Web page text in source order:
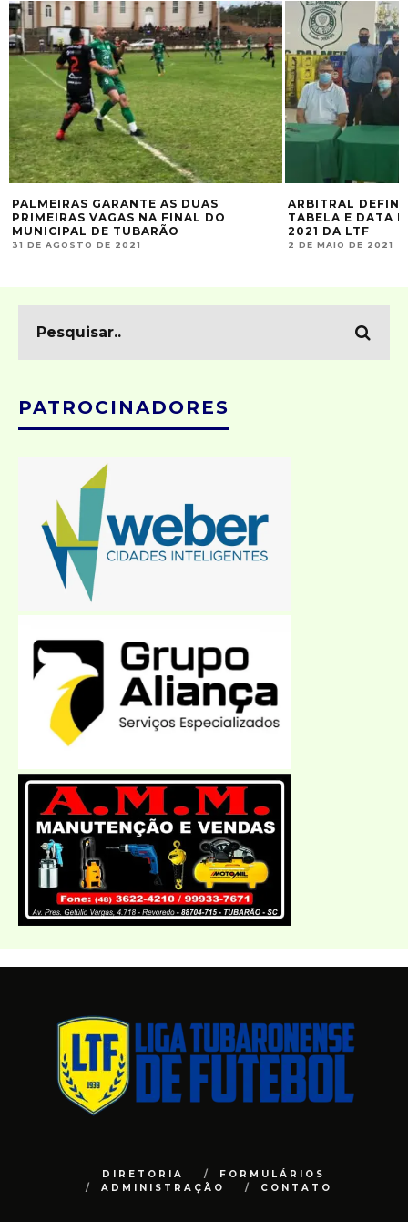
PALMEIRAS GARANTE AS DUAS
PRIMEIRAS VAGAS NA FINAL DO
MUNICIPAL DE TUBARÃO
31 DE AGOSTO DE 2021
ARBITRAL
TABELA E DATA
2021 DA LTF
2 DE MAIO DE 2021
PATROCINADORES
DIRETORIA
FORMULÁRIOS
ADMINISTRAÇÃO
CONTATO